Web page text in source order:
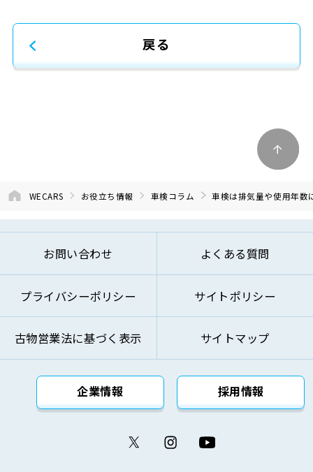
戻る
WECARS お役立ち情報 車検コラム 車検は排気量や使用年数
お問い合わせ よくある質問
プライバシーポリシー サイトポリシー
古物営業法に基づく表示 サイトマップ
企業情報 採用情報